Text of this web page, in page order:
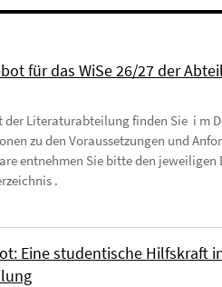
für das WiSe 26/27 der
der Literaturabteilung finden Sie i m
zu den Voraussetzungen und
entnehmen Sie bitte den jeweiligen
.
Eine studentische Hilfskraft